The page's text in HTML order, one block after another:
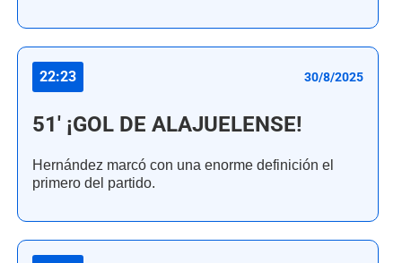
22:23 30/8/2025
51' ¡GOL DE ALAJUELENSE!
Hernández marcó con una enorme definición el
primero del partido.